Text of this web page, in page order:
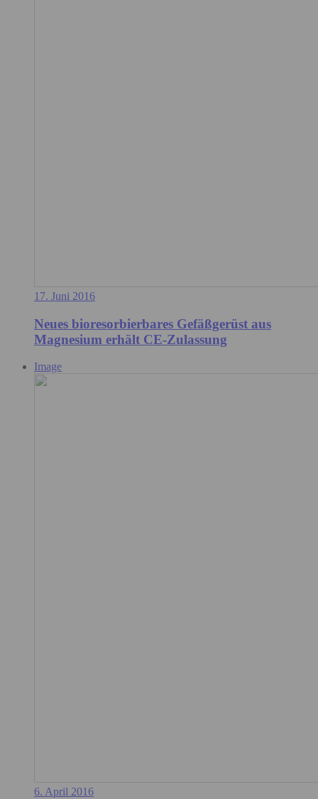
17. Juni 2016
Neues bioresorbierbares Gefäßgerüst aus
Magnesium erhält CE-Zulassung
Image
6. April 2016